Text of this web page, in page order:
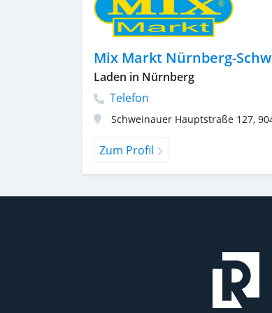
Mix Markt Nürnberg-
Laden in Nürnberg
Telefon
Schweinauer Hauptstraße 127,
Zum Profil